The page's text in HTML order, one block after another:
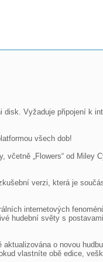
Vyžaduje připojení k
všech dob!
„Flowers“ od Miley
verzi, která je
internetových
hudební světy s
o novou
vlastníte obě edice,